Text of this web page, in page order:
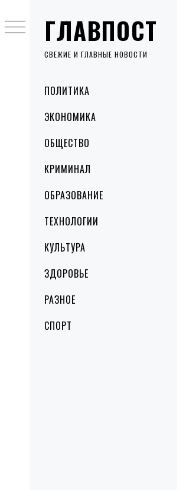
ГЛАВПОСТ
СВЕЖИЕ И ГЛАВНЫЕ НОВОСТИ
MenuПОЛИТИКА
ЭКОНОМИКА
ОБЩЕСТВО
КРИМИНАЛ
ОБРАЗОВАНИЕ
ТЕХНОЛОГИИ
КУЛЬТУРА
ЗДОРОВЬЕ
РАЗНОЕ
СПОРТ
to
content